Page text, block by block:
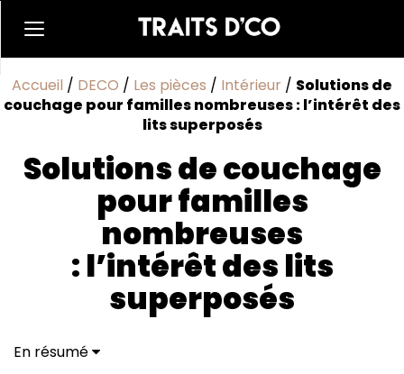
Accueil / DECO / Les pièces / Intérieur / Solutions de
couchage pour familles nombreuses : l’intérêt des
lits superposés
Solutions de couchage
pour familles
nombreuses
: l’intérêt des lits
superposés
En résumé